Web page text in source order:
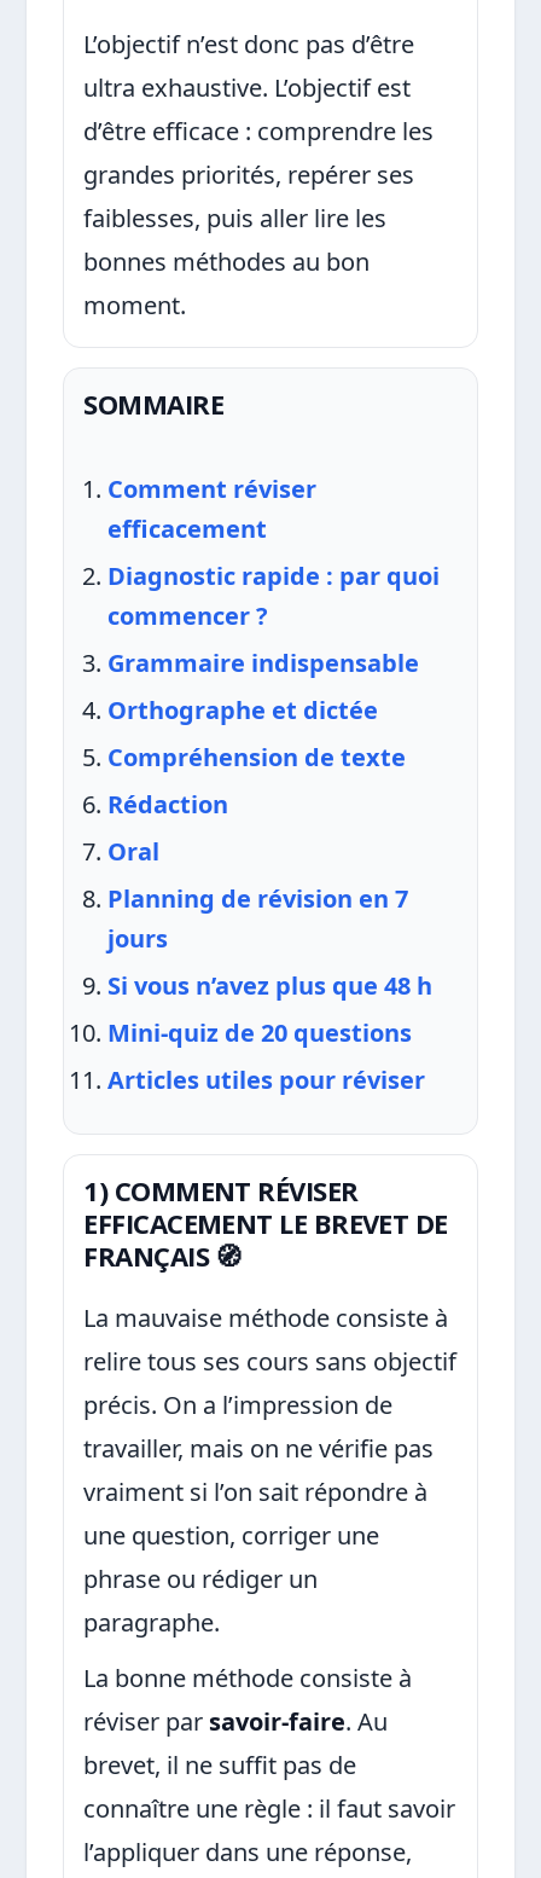
L’objectif n’est donc pas d’être
ultra exhaustive. L’objectif est
d’être efficace : comprendre les
grandes priorités, repérer ses
faiblesses, puis aller lire les
bonnes méthodes au bon
moment.
SOMMAIRE
Comment réviser
efficacement
Diagnostic rapide : par quoi
commencer ?
Grammaire indispensable
Orthographe et dictée
Compréhension de texte
Rédaction
Oral
Planning de révision en 7
jours
Si vous n’avez plus que 48 h
Mini-quiz de 20 questions
Articles utiles pour réviser
1) COMMENT RÉVISER
EFFICACEMENT LE BREVET DE
FRANÇAIS 🧭
La mauvaise méthode consiste à
relire tous ses cours sans objectif
précis. On a l’impression de
travailler, mais on ne vérifie pas
vraiment si l’on sait répondre à
une question, corriger une
phrase ou rédiger un
paragraphe.
La bonne méthode consiste à
réviser par savoir-faire. Au
brevet, il ne suffit pas de
connaître une règle : il faut savoir
l’appliquer dans une réponse,